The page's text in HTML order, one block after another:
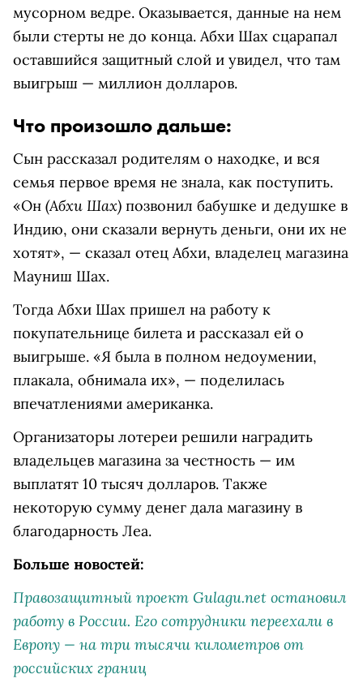
мусорном ведре. Оказывается, данные на нем
были стерты не до конца. Абхи Шах сцарапал
оставшийся защитный слой и увидел, что там
выигрыш — миллион долларов.
Что произошло дальше:
Сын рассказал родителям о находке, и вся
семья первое время не знала, как поступить.
«Он (Абхи Шах) позвонил бабушке и дедушке в
Индию, они сказали вернуть деньги, они их не
хотят», — сказал отец Абхи, владелец магазина
Мауниш Шах.
Тогда Абхи Шах пришел на работу к
покупательнице билета и рассказал ей о
выигрыше. «Я была в полном недоумении,
плакала, обнимала их», — поделилась
впечатлениями американка.
Организаторы лотереи решили наградить
владельцев магазина за честность — им
выплатят 10 тысяч долларов. Также
некоторую сумму денег дала магазину в
благодарность Леа.
Больше новостей:
Правозащитный проект Gulagu.net остановил
работу в России. Его сотрудники переехали в
Европу — на три тысячи километров от
российских границ